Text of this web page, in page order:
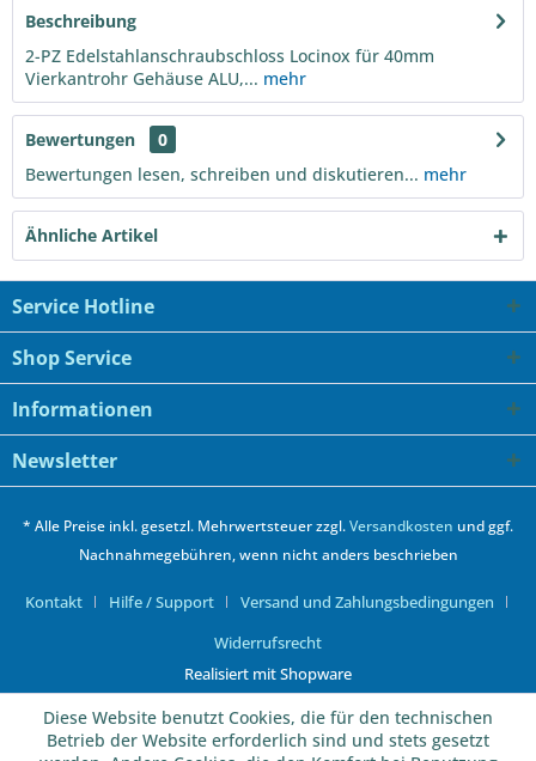
Beschreibung
2-PZ Edelstahlanschraubschloss Locinox für 40mm
Vierkantrohr Gehäuse ALU,... mehr
Bewertungen
0
Bewertungen lesen, schreiben und diskutieren... mehr
Ähnliche Artikel
Service Hotline
Shop Service
Informationen
Newsletter
* Alle Preise inkl. gesetzl. Mehrwertsteuer zzgl.Versandkosten und ggf.
Nachnahmegebühren, wenn nicht anders beschrieben
Kontakt Hilfe / Support
Versand und Zahlungsbedingungen
Widerrufsrecht
Realisiert mit Shopware
Diese Website benutzt Cookies, die für den technischen
Betrieb der Website erforderlich sind und stets gesetzt